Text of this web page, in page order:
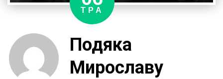
ТРА
Подяка
Мирославу